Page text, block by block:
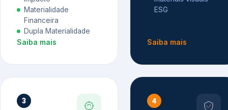
Materialidade
Financeira
Dupla Materialidade
Saiba mais
ESG
Saiba mais
3 4